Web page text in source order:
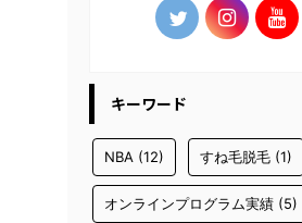
キーワード
NBA (12) すね毛脱毛 (1)
オンラインプログラム実績 (5)